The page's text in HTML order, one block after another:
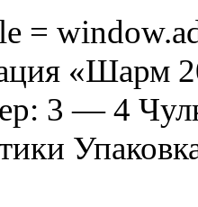
=
«Шарм
3 — 4